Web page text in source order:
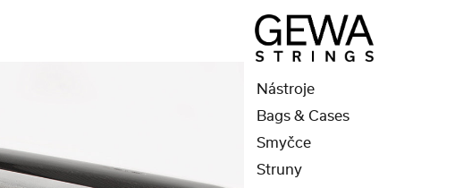
Nástroje
Bags & Cases
Smyčce
Struny